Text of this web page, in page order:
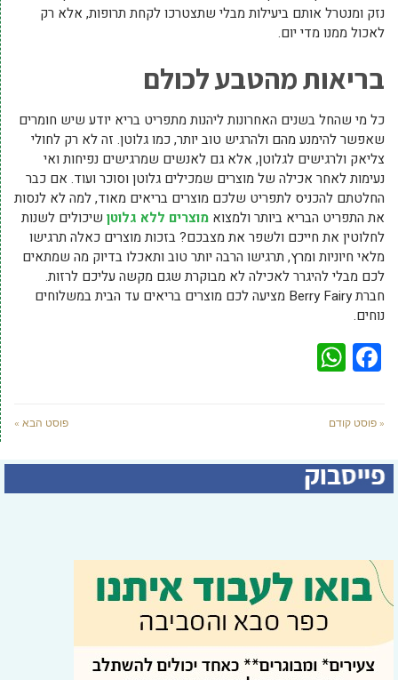
נזק ומנטרל אותם ביעילות מבלי שתצטרכו לקחת תרופות, אלא רק
לאכול ממנו מדי יום.
בריאות מהטבע לכולם
כל מי שהחל בשנים האחרונות ליהנות מתפריט בריא יודע שיש חומרים
שאפשר להימנע מהם ולהרגיש טוב יותר, כמו גלוטן. זה לא רק לחולי
צליאק ולרגישים לגלוטן, אלא גם לאנשים שמרגישים נפיחות ואי
נעימות לאחר אכילה של מוצרים שמכילים גלוטן וסוכר ועוד. אם כבר
החלטתם להכניס לתפריט שלכם מוצרים בריאים מאוד, למה לא לנסות
את התפריט הבריא ביותר ולמצוא מוצרים ללא גלוטן שיכולים לשנות
לחלוטין את חייכם ולשפר את מצבכם? בזכות מוצרים כאלה תרגישו
מלאי חיוניות ומרץ, תרגישו הרבה יותר טוב ותאכלו בדיוק מה שמתאים
לכם מבלי להיגרר לאכילה לא מבוקרת שגם מקשה עליכם לרזות.
חברת Berry Fairy מציעה לכם מוצרים בריאים עד הבית במשלוחים
נוחים.
Facebook
« פוסט קודם פוסט הבא »